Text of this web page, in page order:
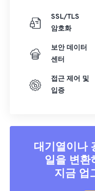
SSL/TLS
암호화
보안 데이터
센터
접근 제어 및
입증
대기열이나
일을 변환
지금 업